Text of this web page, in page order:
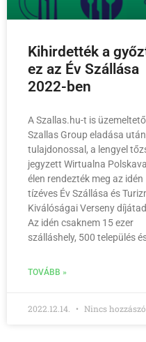
Kihirdették a
ez az Év Szállása
2022-ben
A Szallas.hu-t is üzemeltető
Szallas Group eladása
tulajdonossal, a lengyel
jegyzett Wirtualna
élen rendezték meg az idén
tízéves Év Szállása és
Kiválóságai Verseny
Az idén csaknem 15 ezer
szálláshely, 500 település
TOVÁBB »
2022.12.14. Nincs